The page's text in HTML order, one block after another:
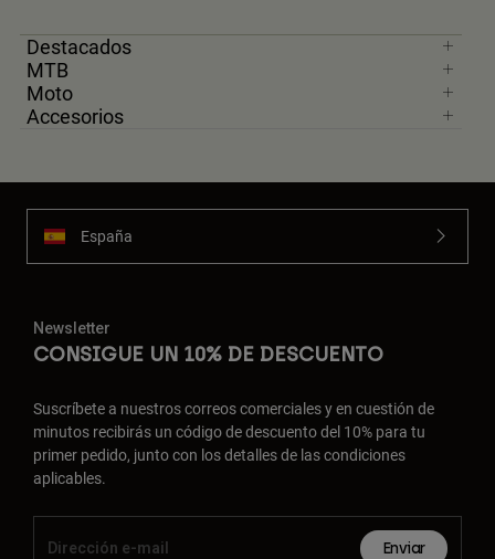
Destacados
MTB
Moto
Accesorios
España
Newsletter
CONSIGUE UN 10% DE DESCUENTO
Suscríbete a nuestros correos comerciales y en cuestión de
minutos recibirás un código de descuento del 10% para tu
primer pedido, junto con los detalles de las condiciones
aplicables.
Enviar